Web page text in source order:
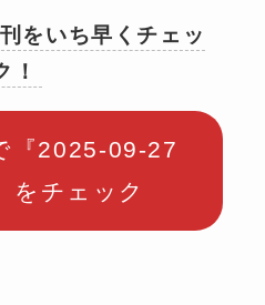
をいち早くチェッ
！
『2025-09-27
をチェック